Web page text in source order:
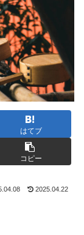
はてブ
コピー
2025.04.22